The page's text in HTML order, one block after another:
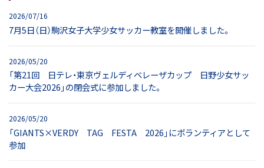
2026/07/16
7月5日（日）駒沢女子大学少女サッカー教室を開催しました。
2026/05/20
「第21回 日テレ・東京ヴェルディベレーザカップ 日野少女サッ
カー大会2026」の閉会式に参加しました。
2026/05/20
「GIANTS×VERDY TAG FESTA 2026」にボランティアとして
参加